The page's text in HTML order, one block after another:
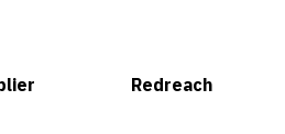
Redreach